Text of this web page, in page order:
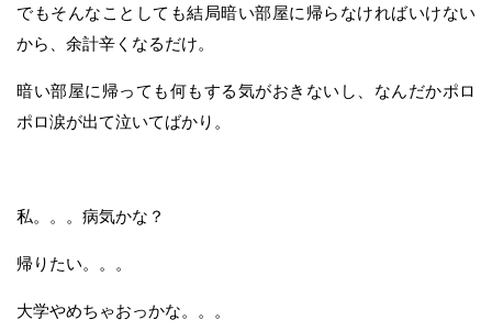
でもそんなことしても結局暗い部屋に帰らなければいけない
から、余計辛くなるだけ。
暗い部屋に帰っても何もする気がおきないし、なんだかポロ
ポロ涙が出て泣いてばかり。
私。。。病気かな？
帰りたい。。。
大学やめちゃおっかな。。。